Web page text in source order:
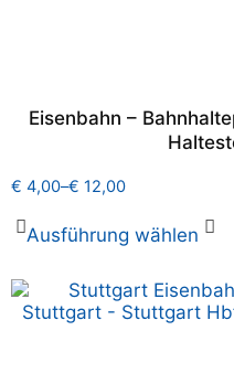
Eisenbahn –
€ 4,00–€ 12,00
Ausführung wählen